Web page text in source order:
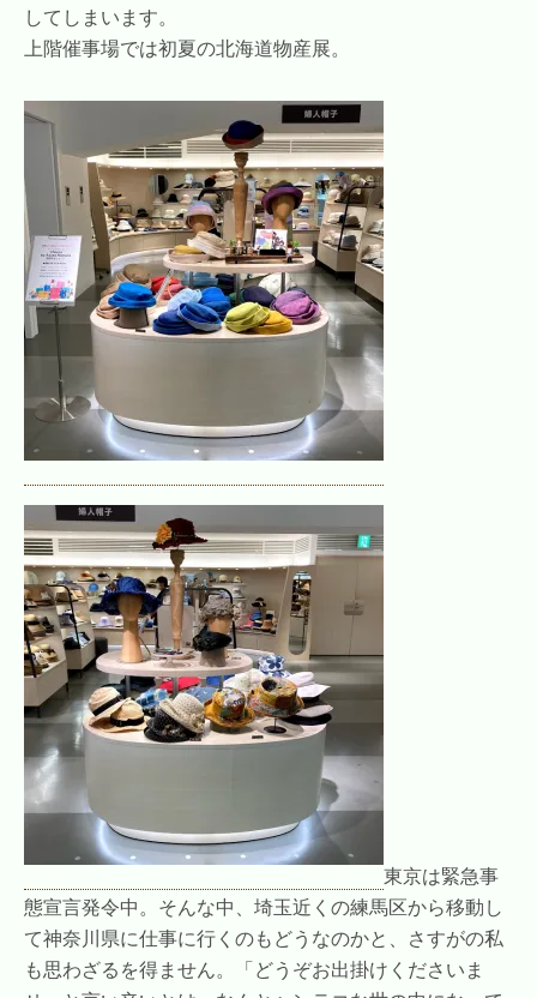
してしまいます。
上階催事場では初夏の北海道物産展。
東京は緊急事
態宣言発令中。そんな中、埼玉近くの練馬区から移動し
て神奈川県に仕事に行くのもどうなのかと、さすがの私
も思わざるを得ません。「どうぞお出掛けくださいま